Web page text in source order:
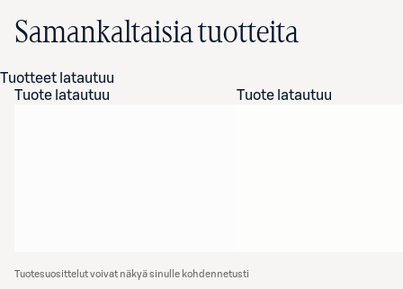
Samankaltaisia tuotteita
Tuotteet latautuu
Tuote latautuu
Tuote latautuu
Tuotesuosittelut voivat näkyä sinulle kohdennetusti